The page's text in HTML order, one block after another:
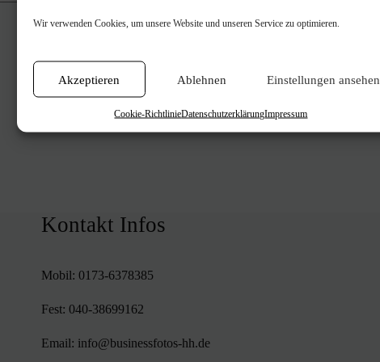
Wir verwenden Cookies, um unsere Website und unseren Service zu optimieren.
Akzeptieren Ablehnen Einstellungen ansehen
Cookie-RichtlinieDatenschutzerklärungImpressum
Ergebnisse
Kontakt Infos
Mobil: 0173-6378385
Fest: 040-38699162
Email: info@businessfotos-hh.de